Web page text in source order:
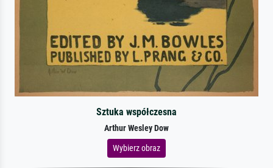
Sztuka współczesna
Arthur Wesley Dow
Wybierz obraz